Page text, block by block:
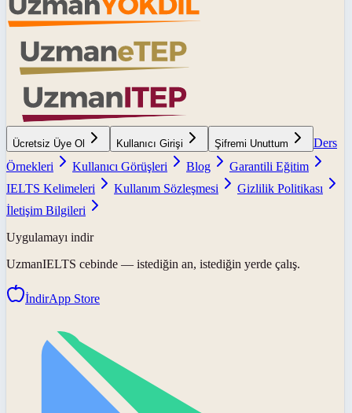
Ücretsiz Üye Ol Kullanıcı Girişi Şifremi Unuttum
Ders
Örnekleri
Kullanıcı Görüşleri Blog
Garantili Eğitim
IELTS Kelimeleri
Kullanım Sözleşmesi
Gizlilik Politikası
İletişim Bilgileri
Uygulamayı indir
UzmanIELTS cebinde — istediğin an, istediğin yerde çalış.
İndirApp Store